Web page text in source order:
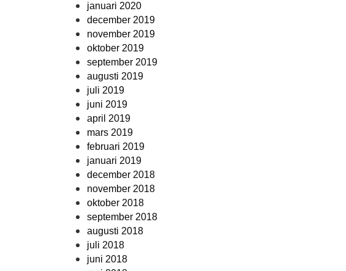
januari 2020
december 2019
november 2019
oktober 2019
september 2019
augusti 2019
juli 2019
juni 2019
april 2019
mars 2019
februari 2019
januari 2019
december 2018
november 2018
oktober 2018
september 2018
augusti 2018
juli 2018
juni 2018